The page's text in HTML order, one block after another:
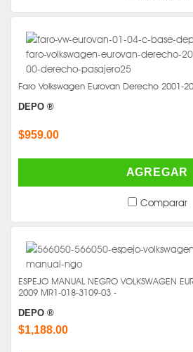
Faro Volkswagen Eurovan Derecho 2001-
DEPO ®
$959.00
AGREGAR
Comparar
ESPEJO MANUAL NEGRO VOLKSWAGEN
2009 MR1-018-3109-03 -
DEPO ®
$1,188.00